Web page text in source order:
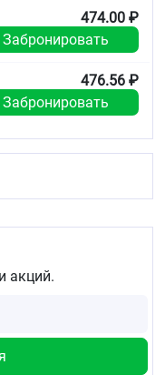
срока годности.
474.00 ₽
Забронировать
476.56 ₽
Забронировать
акций.